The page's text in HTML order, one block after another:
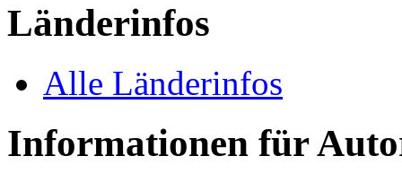
Länderinfos
Alle Länderinfos
Informationen für